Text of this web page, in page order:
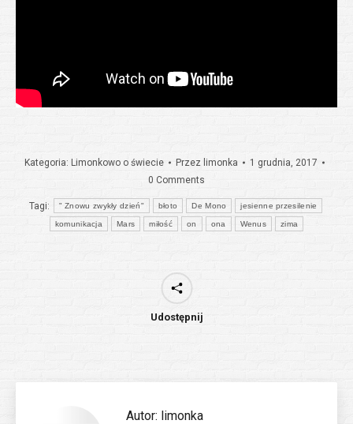
Kategoria: Limonkowo o świecie Przez limonka
1 grudnia, 2017
0 Comments
Tagi: " Znowu zwykły dzień" błoto De Mono jesienne przesilenie
komunikacja Mars miłość on ona Wenus zima
Udostępnij
Autor: limonka